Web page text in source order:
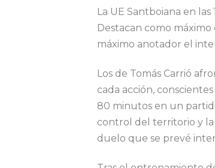
La UE Santboiana en
Destacan como
máximo anotador el
Los de Tomás Carrió
cada acción,
80 minutos en un
control del territorio y la
duelo que se prevé